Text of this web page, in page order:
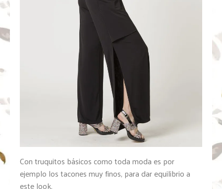
Con truquitos básicos como toda moda es por
ejemplo los tacones muy finos, para dar equilibrio a
este look.